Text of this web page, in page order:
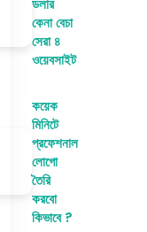
ডলার
কেনা বেচা
সেরা ৪
ওয়েবসাইট
কয়েক
মিনিটে
প্রফেশনাল
লোগো
তৈরি
করবো
কিভাবে ?